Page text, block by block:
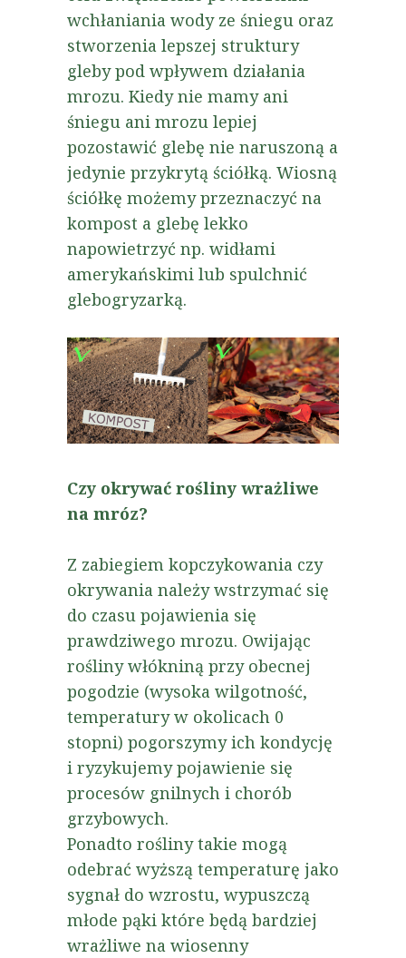
wchłaniania wody ze śniegu oraz
stworzenia lepszej struktury
gleby pod wpływem działania
mrozu. Kiedy nie mamy ani
śniegu ani mrozu lepiej
pozostawić glebę nie naruszoną a
jedynie przykrytą ściółką. Wiosną
ściółkę możemy przeznaczyć na
kompost a glebę lekko
napowietrzyć np. widłami
amerykańskimi lub spulchnić
glebogryzarką.
Czy okrywać rośliny wrażliwe
na mróz?
Z zabiegiem kopczykowania czy
okrywania należy wstrzymać się
do czasu pojawienia się
prawdziwego mrozu. Owijając
rośliny włókniną przy obecnej
pogodzie (wysoka wilgotność,
temperatury w okolicach 0
stopni) pogorszymy ich kondycję
i ryzykujemy pojawienie się
procesów gnilnych i chorób
grzybowych.
Ponadto rośliny takie mogą
odebrać wyższą temperaturę jako
sygnał do wzrostu, wypuszczą
młode pąki które będą bardziej
wrażliwe na wiosenny